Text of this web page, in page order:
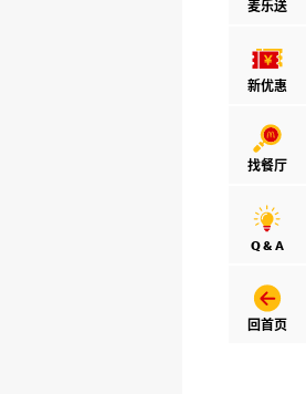
麦乐送
新优惠
找餐厅
Q & A
回首页